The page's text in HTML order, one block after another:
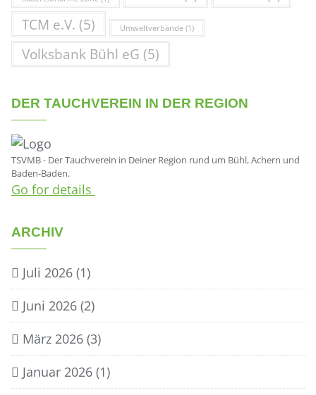
TCM e.V. (5) Umweltverbände (1)
Volksbank Bühl eG (5)
DER TAUCHVEREIN IN DER REGION
TSVMB - Der Tauchverein in Deiner Region rund um Bühl, Achern und
Baden-Baden.
Go for details
ARCHIV
Juli 2026 (1)
Juni 2026 (2)
März 2026 (3)
Januar 2026 (1)